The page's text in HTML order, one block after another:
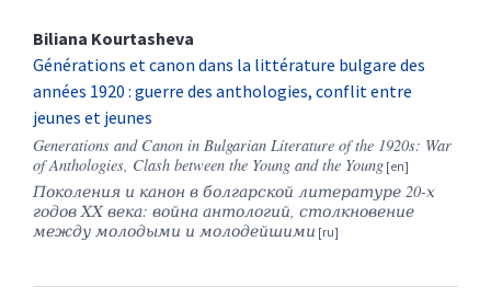
Biliana Kourtasheva
Générations et canon dans la littérature bulgare des
années 1920 : guerre des anthologies, conflit entre
jeunes et jeunes
Generations and Canon in Bulgarian Literature of the 1920s: War
of Anthologies, Clash between the Young and the Young
Поколения и канон в болгарской литературе 20-х
годов ХХ века: война антологий, столкновение
между молодыми и молодейшими